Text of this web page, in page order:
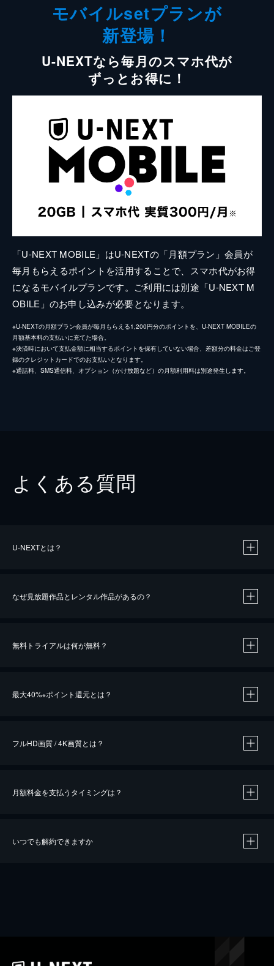
モバイルsetプランが
新登場！
U-NEXTなら毎月のスマホ代が
ずっとお得に！
「U-NEXT MOBILE」はU-NEXTの「月額プラン」会員が
毎月もらえるポイントを活用することで、スマホ代がお得
になるモバイルプランです。ご利用には別途「U-NEXT M
OBILE」のお申し込みが必要となります。
※U-NEXTの月額プラン会員が毎月もらえる1,200円分のポイントを、U-NEXT MOBILEの
月額基本料の支払いに充てた場合。
※決済時において支払金額に相当するポイントを保有していない場合、差額分の料金はご登
録のクレジットカードでのお支払いとなります。
※通話料、SMS通信料、オプション（かけ放題など）の月額利用料は別途発生します。
よくある質問
U-NEXTとは？
なぜ見放題作品とレンタル作品があるの？
無料トライアルは何が無料？
最大40%※ポイント還元とは？
※40％ポイント還元の対象は、クレジットカード決済による作品の購入 / レンタルです。
iOSアプリのUコイン決済による作品の購入 / レンタルは、20％のポイント還元です。
フルHD画質 / 4K画質とは？
月額料金を支払うタイミングは？
いつでも解約できますか